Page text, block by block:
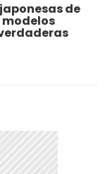
de
modelos